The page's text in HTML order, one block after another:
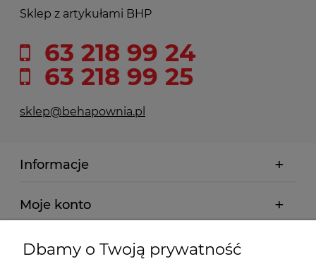
Sklep z artykułami BHP
63 218 99 24
63 218 99 25
sklep@behapownia.pl
Informacje
Moje konto
Płatności i dostawa
Dbamy o Twoją prywatność